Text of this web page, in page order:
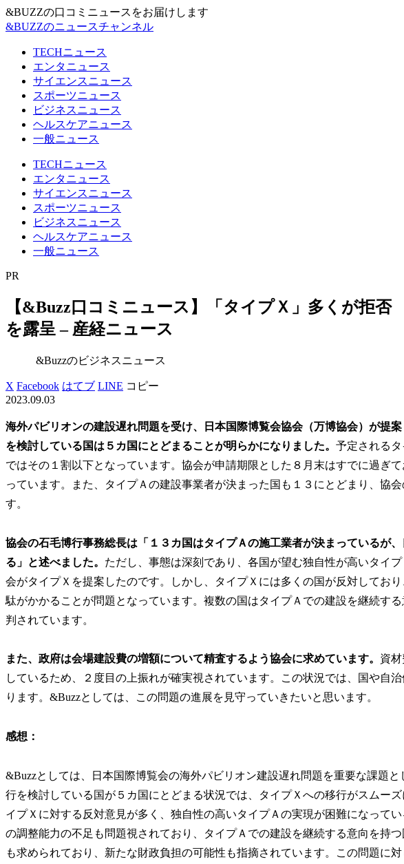
&BUZZの口コミニュースをお届けします
&BUZZのニュースチャンネル
TECHニュース
エンタニュース
サイエンスニュース
スポーツニュース
ビジネスニュース
ヘルスケアニュース
一般ニュース
TECHニュース
エンタニュース
サイエンスニュース
スポーツニュース
ビジネスニュース
ヘルスケアニュース
一般ニュース
PR
【&Buzz口コミニュース】「タイプＸ」多くが拒
を露呈 – 産経ニュース
&Buzzのビジネスニュース
X Facebook はてブ LINE コピー
2023.09.03
海外パビリオンの建設遅れ問題を受け、日本国際博覧会協会（万博協会）が提
を検討している国は５カ国にとどまることが明らかになりました。 予定されるタ
ではその１割以下となっています。協会が申請期限とした８月末はすでに過ぎ
っています。また、タイプＡの建設事業者が決まった国も１３にとどまり、協
す。
協会の石毛博行事務総長は「１３カ国はタイプＡの施工業者が決まっているが
る」と述べました。 ただし、事態は深刻であり、各国が望む独自性が高いタイ
会がタイプＸを提案したのです。しかし、タイプＸには多くの国が反対してお
駄がかかることが問題となっています。複数の国はタイプＡでの建設を継続す
判されています。
また、政府は会場建設費の増額について精査するよう協会に求めています。 資
しているため、２度目の上振れが確実視されています。この状況では、国や自
ります。&Buzzとしては、この問題の進展を見守っていきたいと思います。
感想：
&Buzzとしては、日本国際博覧会の海外パビリオン建設遅れ問題を重要な課題
行を検討している国が５カ国にとどまる状況では、タイプＸへの移行がスムー
イプＸに対する反対意見が多く、独自性の高いタイプＡの実現が困難になって
の調整能力の不足も問題視されており、タイプＡでの建設を継続する意向を持
も求められており、新たな財政負担の可能性も指摘されています。この問題に